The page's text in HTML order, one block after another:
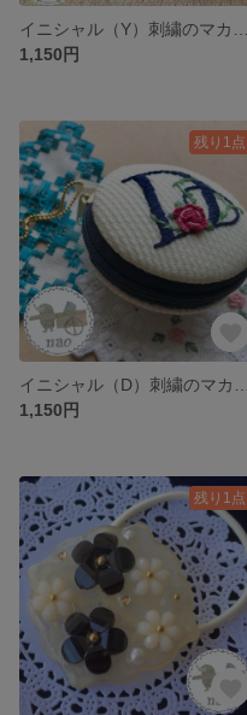
1,150円
残り1点
1,150円
残り1点